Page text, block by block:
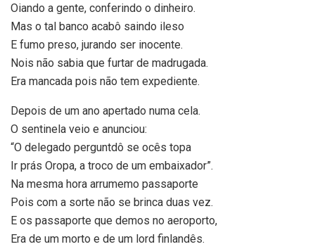
Oiando a gente, conferindo o dinheiro.
Mas o tal banco acabô saindo ileso
E fumo preso, jurando ser inocente.
Nois não sabia que furtar de madrugada.
Era mancada pois não tem expediente.
Depois de um ano apertado numa cela.
O sentinela veio e anunciou:
“O delegado perguntdô se ocês topa
Ir prás Oropa, a troco de um embaixador”.
Na mesma hora arrumemo passaporte
Pois com a sorte não se brinca duas vez.
E os passaporte que demos no aeroporto,
Era de um morto e de um lord finlandês.